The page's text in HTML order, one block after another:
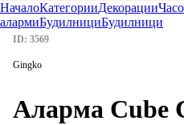
НачалоКатегорииДекорации
алармиБудилнициБудилници
ID: 3569
Gingko
Аларма Cube